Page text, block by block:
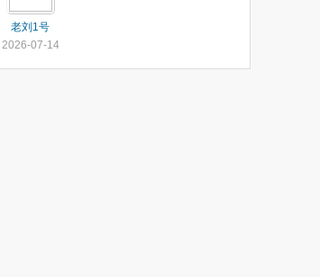
老刘1号
2026-07-14